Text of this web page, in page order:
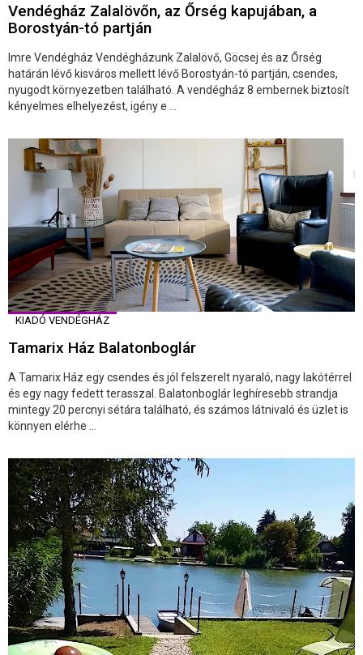
Vendégház Zalalövőn, az Őrség kapujában, a
Borostyán-tó partján
Imre Vendégház Vendégházunk Zalalövő, Göcsej és az Őrség
határán lévő kisváros mellett lévő Borostyán-tó partján, csendes,
nyugodt környezetben található. A vendégház 8 embernek biztosít
kényelmes elhelyezést, igény e ...
KIADÓ VENDÉGHÁZ
Tamarix Ház Balatonboglár
A Tamarix Ház egy csendes és jól felszerelt nyaraló, nagy lakótérrel
és egy nagy fedett terasszal. Balatonboglár leghíresebb strandja
mintegy 20 percnyi sétára található, és számos látnivaló és üzlet is
könnyen elérhe ...